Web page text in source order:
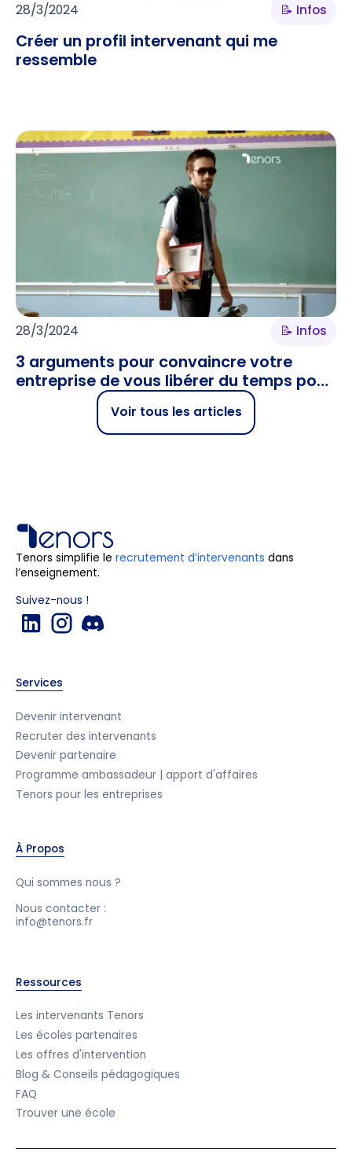
28/3/2024 📝 Infos
Créer un profil intervenant qui me
ressemble
28/3/2024 📝 Infos
3 arguments pour convaincre votre
entreprise de vous libérer du temps pour
Voir tous les articles
Tenors simplifie le recrutement d’intervenants dans
l’enseignement.
Suivez-nous !
Services
Devenir intervenant
Recruter des intervenants
Devenir partenaire
Programme ambassadeur | apport d'affaires
Tenors pour les entreprises
À Propos
Qui sommes nous ?
Nous contacter :
info@tenors.fr
Ressources
Les intervenants Tenors
Les écoles partenaires
Les offres d'intervention
Blog & Conseils pédagogiques
FAQ
Trouver une école